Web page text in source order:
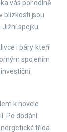
vás pohodlně
blízkosti jsou
spojku.
i páry, kteří
spojením
k novele
Po dodání
třída